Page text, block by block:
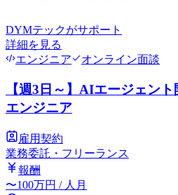
DYMテックがサポート
詳細を見る
エンジニア
オンライン面談
【週3日～】AIエージェン
エンジニア
雇用契約
業務委託・フリーランス
報酬
〜100万円 / 人月